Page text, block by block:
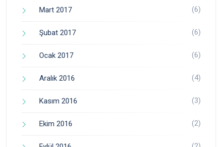
Mart 2017 (6)
Şubat 2017 (6)
Ocak 2017 (6)
Aralık 2016 (4)
Kasım 2016 (3)
Ekim 2016 (2)